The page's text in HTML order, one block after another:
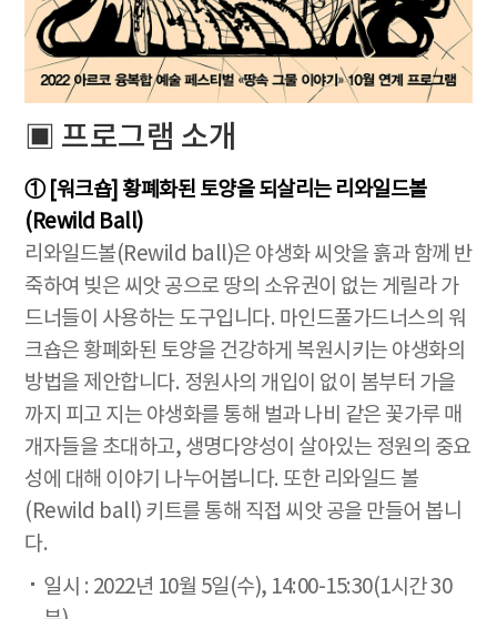
▣ 프로그램 소개
① [워크숍] 황폐화된 토양을 되살리는 리와일드볼
(Rewild Ball)
리와일드볼(Rewild ball)은 야생화 씨앗을 흙과 함께 반
죽하여 빚은 씨앗 공으로 땅의 소유권이 없는 게릴라 가
드너들이 사용하는 도구입니다. 마인드풀가드너스의 워
크숍은 황폐화된 토양을 건강하게 복원시키는 야생화의
방법을 제안합니다. 정원사의 개입이 없이 봄부터 가을
까지 피고 지는 야생화를 통해 벌과 나비 같은 꽃가루 매
개자들을 초대하고, 생명다양성이 살아있는 정원의 중요
성에 대해 이야기 나누어봅니다. 또한 리와일드 볼
(Rewild ball) 키트를 통해 직접 씨앗 공을 만들어 봅니
다.
일시 : 2022년 10월 5일(수), 14:00-15:30(1시간 30